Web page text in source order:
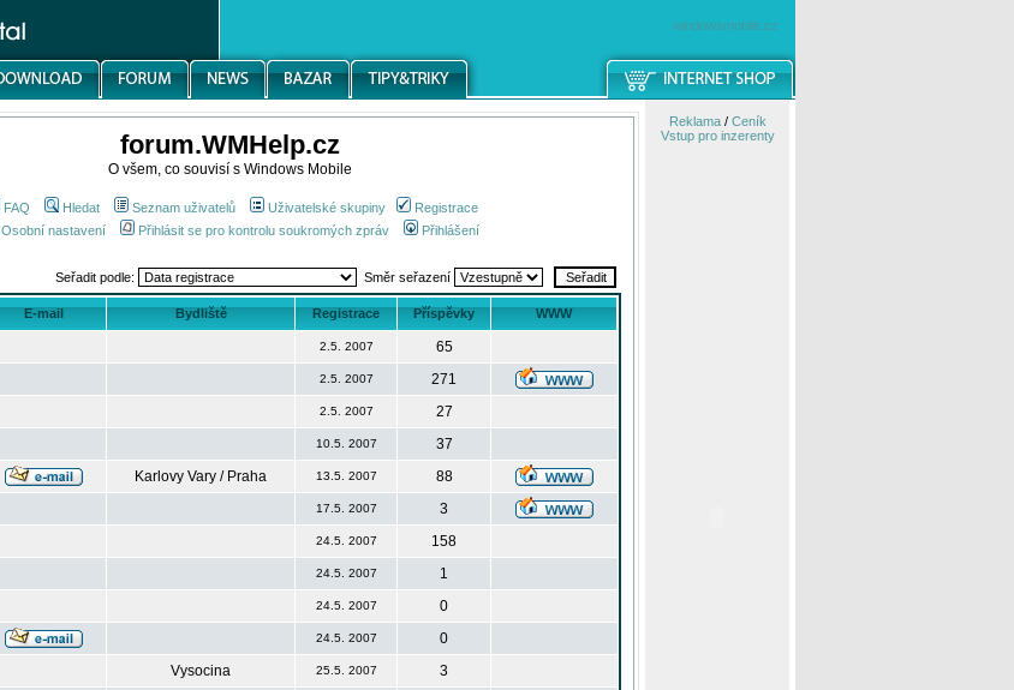
windowsmobile.cz
forum.WMHelp.cz
O všem, co souvisí s Windows Mobile
FAQ Hledat Seznam uživatelů Uživatelské skupiny
Registrace
Osobní nastavení
Přihlásit se pro kontrolu soukromých zpráv Přihlášení
Seřadit podle: Směr seřazení
E-mail Bydliště Registrace Příspěvky WWW
2.5. 2007
65
2.5. 2007
271
2.5. 2007
27
10.5. 2007
37
Karlovy Vary / Praha 13.5. 2007
88
17.5. 2007
3
24.5. 2007
158
24.5. 2007
1
24.5. 2007
0
24.5. 2007
0
Vysocina 25.5. 2007
3
Reklama/ Ceník
Vstup pro inzerenty